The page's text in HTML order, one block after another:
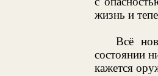
жизнь и
Всё
состоянии
кажется